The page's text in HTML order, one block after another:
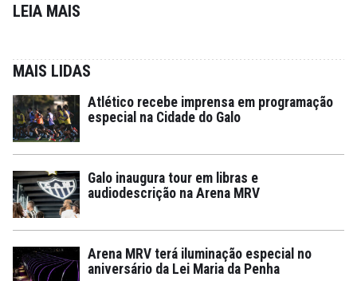
LEIA MAIS
MAIS LIDAS
Atlético recebe imprensa em programação
especial na Cidade do Galo
Galo inaugura tour em libras e
audiodescrição na Arena MRV
Arena MRV terá iluminação especial no
aniversário da Lei Maria da Penha